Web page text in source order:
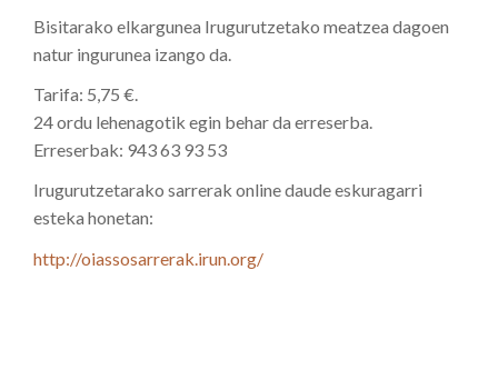
Bisitarako elkargunea Irugurutzetako meatzea dagoen
natur ingurunea izango da.
Tarifa: 5,75 €.
24 ordu lehenagotik egin behar da erreserba.
Erreserbak: 943 63 93 53
Irugurutzetarako sarrerak online daude eskuragarri
esteka honetan:
http://oiassosarrerak.irun.org/